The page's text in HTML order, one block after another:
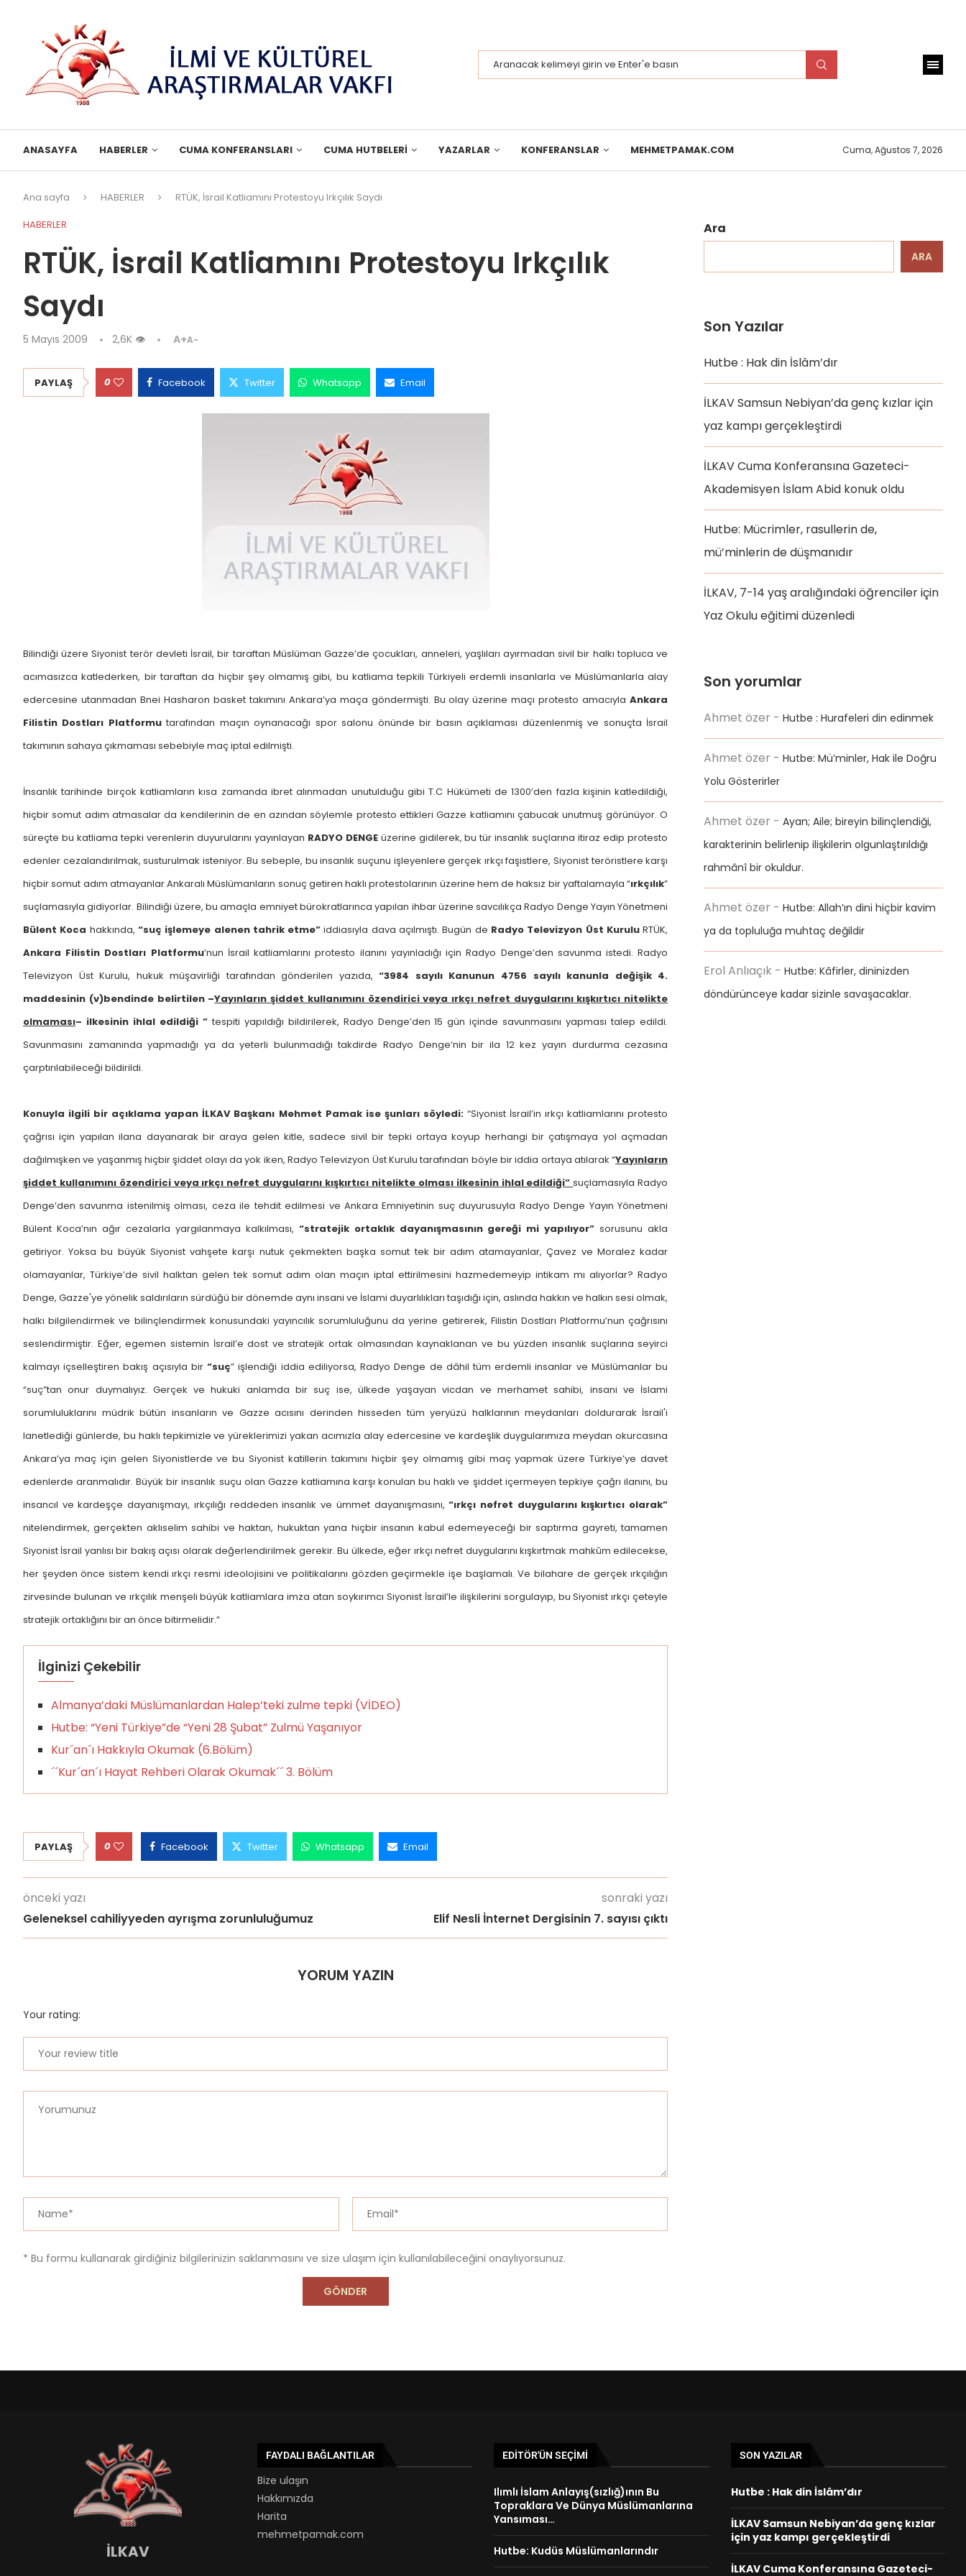
ANASAYFA HABERLER CUMA KONFERANSLARI CUMA HUTBELERI YAZARLAR KONFERANSLAR MEHMETPAMAK.COM Cuma, Ağustos 7, 2026
Ana sayfa HABERLER
RTÜK, İsrail Katliamını Protestoyu Irkçılık Saydı
HABERLER
RTÜK, İsrail Katliamını Protestoyu Irkçılık
Saydı
5 Mayıs 2009 2,6K 👁 A+A-
PAYLAŞ 0 Facebook Twitter Whatsapp Email
Bilindiği üzere Siyonist terör devleti İsrail, bir taraftan Müslüman Gazze’de çocukları, anneleri, yaşlıları ayırmadan sivil bir halkı topluca ve
acımasızca katlederken, bir taraftan da hiçbir şey olmamış gibi, bu katliama tepkili Türkiyeli erdemli insanlarla ve Müslümanlarla alay
edercesine utanmadan Bnei Hasharon basket takımını Ankara’ya maça göndermişti. Bu olay üzerine maçı protesto amacıylaAnkara
Filistin Dostları Platformutarafından maçın oynanacağı spor salonu önünde bir basın açıklaması düzenlenmiş ve sonuçta İsrail
takımının sahaya çıkmaması sebebiyle maç iptal edilmişti.
İnsanlık tarihinde birçok katliamların kısa zamanda ibret alınmadan unutulduğu gibi T.C Hükümeti de 1300’den fazla kişinin katledildiği,
hiçbir somut adım atmasalar da kendilerinin de en azından söylemle protesto ettikleri Gazze katliamını çabucak unutmuş görünüyor. O
süreçte bu katliama tepki verenlerin duyurularını yayınlayan RADYO DENGEüzerine gidilerek, bu tür insanlık suçlarına itiraz edip protesto
edenler cezalandırılmak, susturulmak isteniyor. Bu sebeple, bu insanlık suçunu işleyenlere gerçek ırkçı faşistlere, Siyonist teröristlere karşı
hiçbir somut adım atmayanlar Ankaralı Müslümanların sonuç getiren haklı protestolarının üzerine hem de haksız bir yaftalamayla “ırkçılık”
suçlamasıyla gidiyorlar. Bilindiği üzere, bu amaçla emniyet bürokratlarınca yapılan ihbar üzerine savcılıkça Radyo Denge Yayın Yönetmeni
Bülent Koca hakkında, “suç işlemeye alenen tahrik etme” iddiasıyla dava açılmıştı. Bugün de Radyo Televizyon Üst KuruluRTÜK,
Ankara Filistin Dostları Platformu’nun İsrail katliamlarını protesto ilanını yayınladığı için Radyo Denge’den savunma istedi. Radyo
Televizyon Üst Kurulu, hukuk müşavirliği tarafından gönderilen yazıda,“3984 sayılı Kanunun 4756 sayılı kanunla değişik 4.
maddesinin (v)bendinde belirtilen –Yayınların şiddet kullanımını özendirici veya ırkçı nefret duygularını kışkırtıcı nitelikte
olmaması– ilkesinin ihlal edildiği ”tespiti yapıldığı bildirilerek, Radyo Denge’den 15 gün içinde savunmasını yapması talep edildi.
Savunmasını zamanında yapmadığı ya da yeterli bulunmadığı takdirde Radyo Denge’nin bir ila 12 kez yayın durdurma cezasına
çarptırılabileceği bildirildi.
Konuyla ilgili bir açıklama yapan İLKAV Başkanı Mehmet Pamak ise şunları söyledi:“Siyonist İsrail’in ırkçı katliamlarını protesto
çağrısı için yapılan ilana dayanarak bir araya gelen kitle, sadece sivil bir tepki ortaya koyup herhangi bir çatışmaya yol açmadan
dağılmışken ve yaşanmış hiçbir şiddet olayı da yok iken, Radyo Televizyon Üst Kurulu tarafından böyle bir iddia ortaya atılarak “Yayınların
şiddet kullanımını özendirici veya ırkçı nefret duygularını kışkırtıcı nitelikte olması ilkesinin ihlal edildiği”suçlamasıyla Radyo
Denge’den savunma istenilmiş olması, ceza ile tehdit edilmesi ve Ankara Emniyetinin suç duyurusuyla Radyo Denge Yayın Yönetmeni
Bülent Koca’nın ağır cezalarla yargılanmaya kalkılması, “stratejik ortaklık dayanışmasının gereği mi yapılıyor” sorusunu akla
getiriyor. Yoksa bu büyük Siyonist vahşete karşı nutuk çekmekten başka somut tek bir adım atamayanlar, Çavez ve Moralez kadar
olamayanlar, Türkiye’de sivil halktan gelen tek somut adım olan maçın iptal ettirilmesini hazmedemeyip intikam mı alıyorlar? Radyo
Denge, Gazze'ye yönelik saldırıların sürdüğü bir dönemde aynı insani ve İslami duyarlılıkları taşıdığı için, aslında hakkın ve halkın sesi olmak,
halkı bilgilendirmek ve bilinçlendirmek konusundaki yayıncılık sorumluluğunu da yerine getirerek, Filistin Dostları Platformu’nun çağrısını
seslendirmiştir. Eğer, egemen sistemin İsrail’e dost ve stratejik ortak olmasından kaynaklanan ve bu yüzden insanlık suçlarına seyirci
kalmayı içselleştiren bakış açısıyla bir“suç” işlendiği iddia ediliyorsa, Radyo Denge de dâhil tüm erdemli insanlar ve Müslümanlar bu
“suç”tan onur duymalıyız. Gerçek ve hukuki anlamda bir suç ise, ülkede yaşayan vicdan ve merhamet sahibi, insani ve İslami
sorumluluklarını müdrik bütün insanların ve Gazze acısını derinden hisseden tüm yeryüzü halklarının meydanları doldurarak İsrail'i
lanetlediği günlerde, bu haklı tepkimizle ve yüreklerimizi yakan acımızla alay edercesine ve kardeşlik duygularımıza meydan okurcasına
Ankara’ya maç için gelen Siyonistlerde ve bu Siyonist katillerin takımını hiçbir şey olmamış gibi maç yapmak üzere Türkiye’ye davet
edenlerde aranmalıdır. Büyük bir insanlık suçu olan Gazze katliamına karşı konulan bu haklı ve şiddet içermeyen tepkiye çağrı ilanını, bu
insancıl ve kardeşçe dayanışmayı, ırkçılığı reddeden insanlık ve ümmet dayanışmasını,“ırkçı nefret duygularını kışkırtıcı olarak”
nitelendirmek, gerçekten aklıselim sahibi ve haktan, hukuktan yana hiçbir insanın kabul edemeyeceği bir saptırma gayreti, tamamen
Siyonist İsrail yanlısı bir bakış açısı olarak değerlendirilmek gerekir. Bu ülkede, eğer ırkçı nefret duygularını kışkırtmak mahkûm edilecekse,
her şeyden önce sistem kendi ırkçı resmi ideolojisini ve politikalarını gözden geçirmekle işe başlamalı. Ve bilahare de gerçek ırkçılığın
zirvesinde bulunan ve ırkçılık menşeli büyük katliamlara imza atan soykırımcı Siyonist İsrail’le ilişkilerini sorgulayıp, bu Siyonist ırkçı çeteyle
stratejik ortaklığını bir an önce bitirmelidir.”
İlginizi Çekebilir
Almanya’daki Müslümanlardan Halep’teki zulme tepki (VİDEO)
Hutbe: “Yeni Türkiye”de “Yeni 28 Şubat” Zulmü Yaşanıyor
Kur´an´ı Hakkıyla Okumak (6.Bölüm)
´´Kur´an´ı Hayat Rehberi Olarak Okumak´´ 3. Bölüm
PAYLAŞ 0 Facebook Twitter Whatsapp Email
önceki yazı
Geleneksel cahiliyyeden ayrışma zorunluluğumuz
sonraki yazı
Elif Nesli İnternet Dergisinin 7. sayısı çıktı
YORUM YAZIN
Your rating:
* Bu formu kullanarak girdiğiniz bilgilerinizin saklanmasını ve size ulaşım için kullanılabileceğini onaylıyorsunuz.
Ara
ARA
Son Yazılar
Hutbe : Hak din İslâm’dır
İLKAV Samsun Nebiyan’da genç kızlar için
yaz kampı gerçekleştirdi
İLKAV Cuma Konferansına Gazeteci-
Akademisyen İslam Abid konuk oldu
Hutbe: Mücrimler, rasullerin de,
mü’minlerin de düşmanıdır
İLKAV, 7-14 yaş aralığındaki öğrenciler için
Yaz Okulu eğitimi düzenledi
Son yorumlar
Ahmet özer -Hutbe : Hurafeleri din edinmek
Ahmet özer -Hutbe: Mü’minler, Hak ile Doğru
Yolu Gösterirler
Ahmet özer -Ayan; Aile; bireyin bilinçlendiği,
karakterinin belirlenip ilişkilerin olgunlaştırıldığı
rahmânî bir okuldur.
Ahmet özer -Hutbe: Allah’ın dini hiçbir kavim
ya da topluluğa muhtaç değildir
Erol Anlıaçık -Hutbe: Kâfirler, dininizden
döndürünceye kadar sizinle savaşacaklar.
İLKAV
FAYDALI BAĞLANTILAR
Bize ulaşın
Hakkımızda
Harita
mehmetpamak.com
EDITÖR'ÜN SEÇIMI
Ilımlı İslam Anlayış(sızlığ)ının Bu
Topraklara Ve Dünya Müslümanlarına
Yansıması…
Hutbe: Kudüs Müslümanlarındır
SON YAZILAR
Hutbe : Hak din İslâm’dır
İLKAV Samsun Nebiyan’da genç kızlar
için yaz kampı gerçekleştirdi
İLKAV Cuma Konferansına Gazeteci-